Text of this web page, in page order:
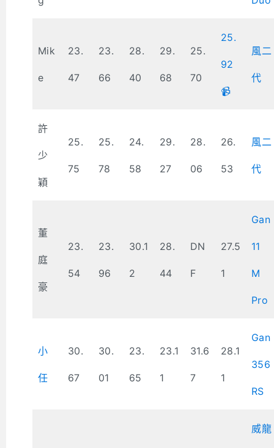
Mik
e
23.
47
23.
66
28.
40
29.
68
25.
70
25.
92
📹
風二
代
許
少
穎
25.
75
25.
78
24.
58
29.
27
28.
06
26.
53
風二
代
董
庭
豪
23.
54
23.
96
30.1
2
28.
44
DN
F
27.5
1
Gan
11
M
Pro
小
任
30.
67
30.
01
23.
65
23.1
1
31.6
7
28.1
1
Gan
356
RS
威龍